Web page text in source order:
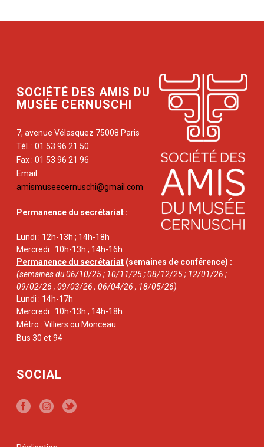
SOCIÉTÉ DES AMIS DU
MUSÉE CERNUSCHI
7, avenue Vélasquez 75008 Paris
Tél. : 01 53 96 21 50
Fax : 01 53 96 21 96
Email:
amismuseecernuschi@gmail.com
Permanence du secrétariat :
Lundi : 12h-13h ; 14h-18h
Mercredi : 10h-13h ; 14h-16h
Permanence du secrétariat (semaines de conférence) :
(semaines du 06/10/25 ; 10/11/25 ; 08/12/25 ; 12/01/26 ;
09/02/26 ; 09/03/26 ; 06/04/26 ; 18/05/26)
Lundi : 14h-17h
Mercredi : 10h-13h ; 14h-18h
Métro : Villiers ou Monceau
Bus 30 et 94
SOCIAL